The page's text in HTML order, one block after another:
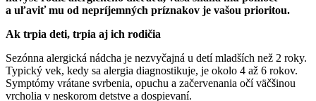
a uľaviť mu od nepríjemných príznakov je vašou prioritou.
Ak trpia deti, trpia aj ich rodičia
Sezónna alergická nádcha je nezvyčajná u detí mladších než 2 roky.
Typický vek, kedy sa alergia diagnostikuje, je okolo 4 až 6 rokov.
Symptómy vrátane svrbenia, opuchu a začervenania očí väčšinou
vrcholia v neskorom detstve a dospievaní.